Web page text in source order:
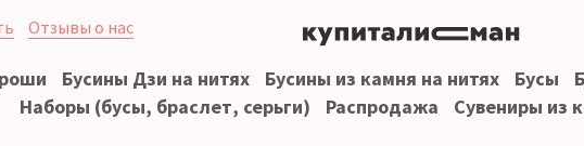
Отзывы о нас
Бусины Дзи на нитях Бусины из камня на нитях Бусы
Наборы (бусы, браслет, серьги)
Распродажа Сувениры из